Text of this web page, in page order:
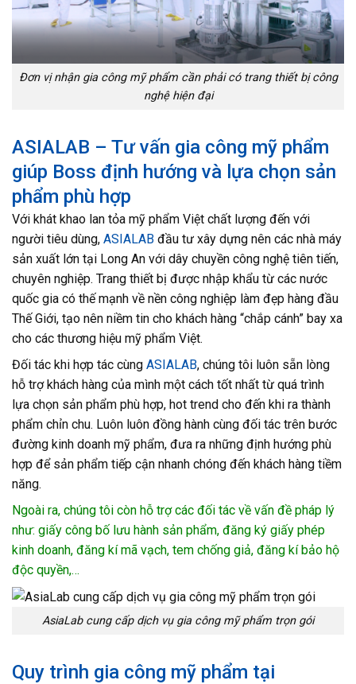
Đơn vị nhận gia công mỹ phẩm cần phải có trang thiết bị công
nghệ hiện đại
ASIALAB – Tư vấn gia công mỹ phẩm
giúp Boss định hướng và lựa chọn sản
phẩm phù hợp
Với khát khao lan tỏa mỹ phẩm Việt chất lượng đến với
người tiêu dùng, ASIALAB đầu tư xây dựng nên các nhà máy
sản xuất lớn tại Long An với dây chuyền công nghệ tiên tiến,
chuyên nghiệp. Trang thiết bị được nhập khẩu từ các nước
quốc gia có thế mạnh về nền công nghiệp làm đẹp hàng đầu
Thế Giới, tạo nên niềm tin cho khách hàng “chắp cánh” bay xa
cho các thương hiệu mỹ phẩm Việt.
Đối tác khi hợp tác cùng ASIALAB, chúng tôi luôn sẵn lòng
hỗ trợ khách hàng của mình một cách tốt nhất từ quá trình
lựa chọn sản phẩm phù hợp, hot trend cho đến khi ra thành
phẩm chỉn chu. Luôn luôn đồng hành cùng đối tác trên bước
đường kinh doanh mỹ phẩm, đưa ra những định hướng phù
hợp để sản phẩm tiếp cận nhanh chóng đến khách hàng tiềm
năng.
Ngoài ra, chúng tôi còn hỗ trợ các đối tác về vấn đề pháp lý
như: giấy công bố lưu hành sản phẩm, đăng ký giấy phép
kinh doanh, đăng kí mã vạch, tem chống giả, đăng kí bảo hộ
độc quyền,…
AsiaLab cung cấp dịch vụ gia công mỹ phẩm trọn gói
Quy trình gia công mỹ phẩm tại